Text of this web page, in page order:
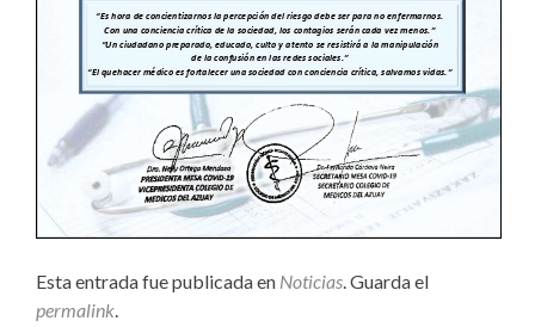
Esta entrada fue publicada en Noticias . Guarda el
permalink